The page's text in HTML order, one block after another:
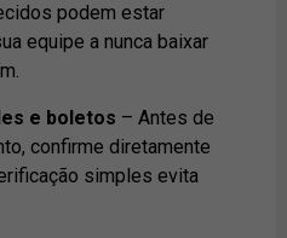
podem estar
equipe a nunca baixar
e boletos – Antes de
confirme diretamente
simples evita